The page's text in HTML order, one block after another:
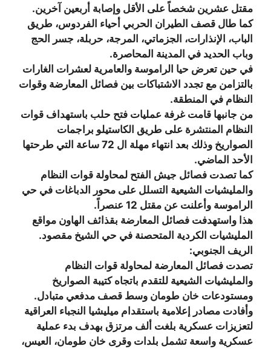
مقتل عشرين شخصاً على الأقل وإصابة أربعين آخرين.
كما طال قصف الطيران الحربي أحياء الفردوس، طريق
الباب، الإنذارات، الجزماتي، المرجة، حربلة، جسر الحج
وباب الحديد في المدينة المحاصرة.
في حين تعرض حيا الراموسة والعامرية لعشرات الغارات
بالتزامن مع تجدد الاشتباكات بين فصائل المعارضة وقوات
النظام في المنطقة.
من جانبها قامت غرفة عمليات فتح حلب باستهداف قوات
النظام المنتشرة على طريق الكاستيلو براجمات
الصواريخ وذلك بعد انتهاء مهلة ال 72 ساعة التي طرحتها
الأحد الماضي.
كما تصدت فصائل جيش الفتح لمحاولة قوات النظام
والمليشيات الشيعية التسلل على محور الدباغات في حي
الراموسة وأعلنت عن مقتل 12 عنصراً.
هذا واستهدفت فصائل المعارضة بقذائف الهاون مواقع
المليشيات الكردية المتحصنة في حي الشيخ مقصود.
الريف الجنوبي:
تصدت فصائل المعارضة لمحاولة قوات النظام
والمليشيات الشيعية للتقدم باتجاه كتيبة الصواريخ
ومستودعات خان طومان وسط قصف مدفعي متبادل.
وأفادت مصادر إعلامية باستقدام ميليشيا النجباء العراقية
لتعزيزات عسكرية بلغت ألف مرتزق بهدف بدء عملية
عسكرية واسعة تشمل بلدات وقرى خان طومان، العيس،